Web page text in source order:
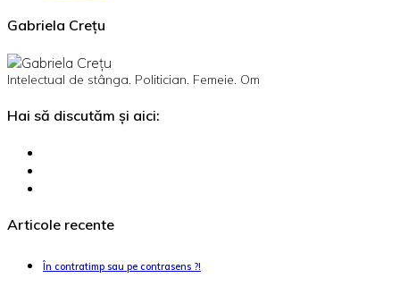
Gabriela Crețu
Intelectual de stânga. Politician. Femeie. Om
Hai să discutăm și aici:
Articole recente
În contratimp sau pe contrasens ?!